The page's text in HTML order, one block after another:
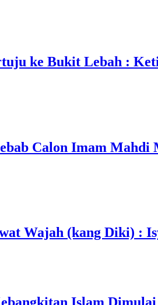
ke Bukit Lebah :
Calon Imam
Wajah (kang Diki) :